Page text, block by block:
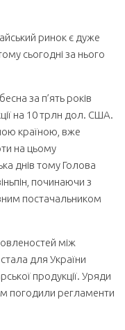
ринок є дуже
сьогодні за нього
за п’ять років
на 10 трлн дол. США.
краї­ною, вже
на цьому
днів тому Голова
починаючи з
постачальником
між
для України
продукції. Уряди
погодили регламенти